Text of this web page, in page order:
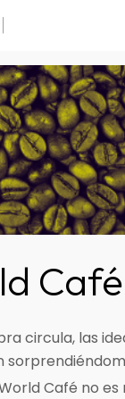
Café
circula, las
Café no es